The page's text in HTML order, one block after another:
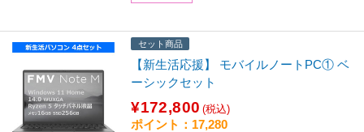
セット商品
【新生活応援】 モバイルノートPC① ベ
ーシックセット
¥172,800 (税込)
ポイント：17,280